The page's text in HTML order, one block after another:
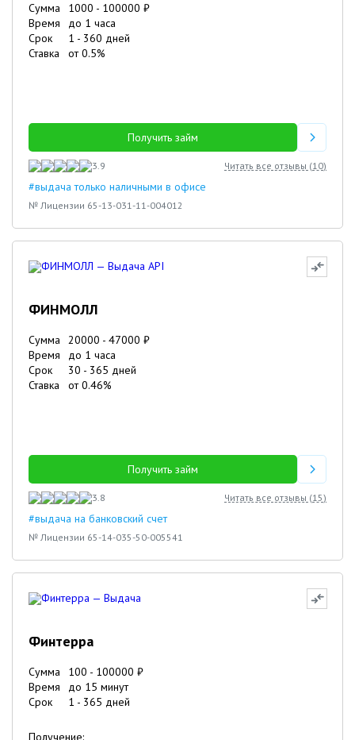
Сумма 1000 - 100000 ₽
Время
до 1 часа
Срок
1 - 360 дней
Ставка
от0.5%
Получить займ
3.9 Читать все отзывы (10)
#выдача только наличными в офисе
№ Лицензии 65-13-031-11-004012
ФИНМОЛЛ
Сумма 20000 - 47000 ₽
Время
до 1 часа
Срок
30 - 365 дней
Ставка
от0.46%
Получить займ
3.8 Читать все отзывы (15)
#выдача на банковский счет
№ Лицензии 65-14-035-50-005541
Финтерра
Сумма 100 - 100000 ₽
Время
до 15 минут
Срок
1 - 365 дней
Получение: